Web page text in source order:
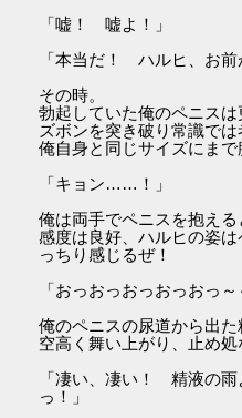
「嘘！ 嘘よ！」
「本当だ！ ハルヒ、お前
その時。
勃起していた俺のペニスは
ズボンを突き破り常識で
俺自身と同じサイズにまで
「キョン……！」
俺は両手でペニスを抱える
感度は良好、ハルヒの姿
っちり感じるぜ！
「おっおっおっおっおっ～
俺のペニスの尿道から出
空高く舞い上がり、止め処
「凄い、凄い！ 精液の
っ！」